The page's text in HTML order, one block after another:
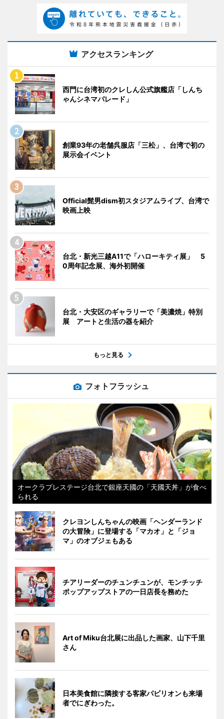
アクセスランキング
西門に台湾初のクレしん公式旗艦店「しんち
ゃんシネマパレード」
創業93年の老舗呉服店「三松」、台湾で初の
展示会イベント
Official髭男dism初スタジアムライブ、台湾で
映画上映
台北・新光三越A11で「ハローキティ展」 5
0周年記念展、海外初開催
台北・大安区のギャラリーで「美濃焼」特別
展 アートと生活の器を紹介
もっと見る
フォトフラッシュ
オークラプレステージ台北で銀座天國の「天國天丼」が食べ
られる
クレヨンしんちゃんの映画「ヘンダーランド
の大冒険」に登場する「マカオ」と「ジョ
マ」のオブジェもある
チアリーダーのチュンチュンが、モンチッチ
ポップアップストアの一日店長を務めた
Art of Miku台北展に出品した画家、山下千里
さん
日本美食館に隣接する客家パビリオンも来場
者でにぎわった。